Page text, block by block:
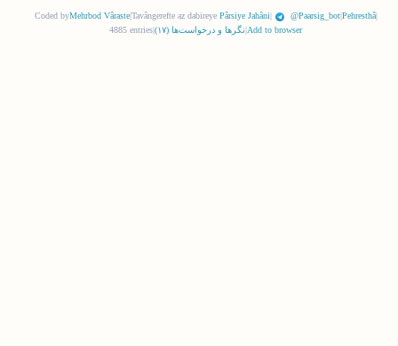
Coded byMehrbod Vâraste|Tavângerefte az dabireye Pârsiye Jahâni| @Paarsig_bot|Pehresthâ|
4885 entries
نگرها و درخواست‌ها (١٧) Add to browser